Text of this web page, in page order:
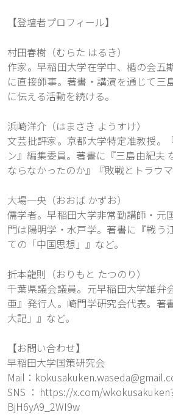
【登壇者プロフィール】
村田春樹（むらた はるき）
作家。早稲田大学在学中、楯の会五
に直接師事。著書・講演を通じて三
に伝える活動を続ける。
浜崎洋介（はまさき ようすけ）
文芸批評家。京都大学特定准教授。
ン』編集委員。著書に『三島由紀夫
ならなかったのか』『敗戦とトラウマ
大場一央（おおば かずお）
儒学者。早稲田大学非常勤講師・元
門は陽明学・水戸学。著書に『戦う
ての「中国思想」』など。
折本龍則（おりもと たつのり）
千葉県議会議員。元早稲田大学雄弁
亜』発行人。崎門学研究会代表。著
大記」』など。
【お問い合わせ】
早稲田大学国策研究会
Mail：
SNS： https://x.com/
BjH6yA9_2WI9w